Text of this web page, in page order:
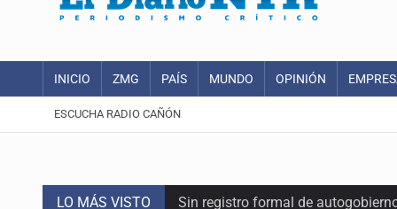
INICIO ZMG PAÍS MUNDO OPINIÓN
ESCUCHA RADIO CAÑÓN
LO MÁS VISTO Sin registro formal de